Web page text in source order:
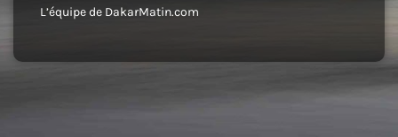
L’équipe de DakarMatin.com